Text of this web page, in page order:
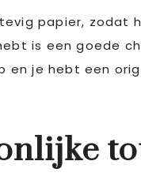
papier, zodat
is een goede
je hebt een